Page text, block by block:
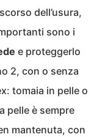
dell’usura,
sono i
e proteggerlo
2, con o senza
tomaia in pelle o
pelle è sempre
mantenuta, con